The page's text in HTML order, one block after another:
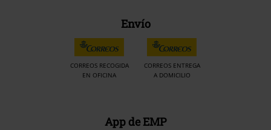
Envío
CORREOS RECOGIDA
EN OFICINA
CORREOS ENTREGA
A DOMICILIO
App de EMP